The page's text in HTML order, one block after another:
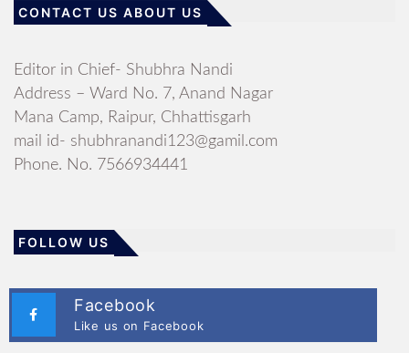
CONTACT US ABOUT US
Editor in Chief- Shubhra Nandi
Address – Ward No. 7, Anand Nagar
Mana Camp, Raipur, Chhattisgarh
mail id- shubhranandi123@gamil.com
Phone. No. 7566934441
FOLLOW US
Facebook
Like us on Facebook